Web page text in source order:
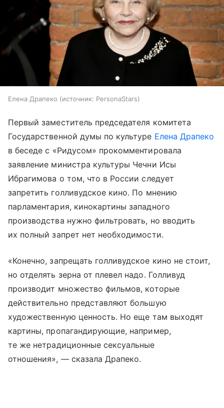
Елена Драпеко источник: PersonaStars
Первый заместитель председателя комитета
Государственной думы по культуре Елена Драпеко
в беседе с «Ридусом» прокомментировала
заявление министра культуры Чечни Исы
Ибрагимова о том, что в России следует
запретить голливудское кино. По мнению
парламентария, кинокартины западного
производства нужно фильтровать, но вводить
их полный запрет нет необходимости.
«Конечно, запрещать голливудское кино не стоит,
но отделять зерна от плевел надо. Голливуд
производит множество фильмов, которые
действительно представляют большую
художественную ценность. Но еще там выходят
картины, пропагандирующие, например,
те же нетрадиционные сексуальные
отношения», — сказала Драпеко.